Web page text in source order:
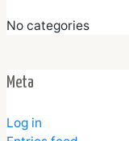
No categories
Meta
Log in